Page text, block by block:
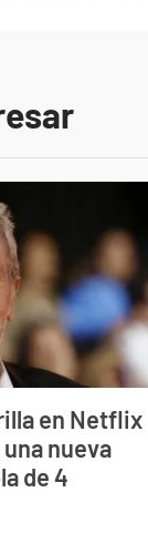
en Netflix
nueva
de 4